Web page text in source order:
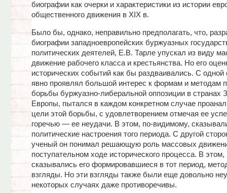
биографии как очерки и характеристики из истории
общественного движения в XIX в.
Было бы, однако, неправильно предполагать, что,
биографии западноевропейских буржуазных
политических деятелей, Е.В. Тарле упускал из виду
движение рабочего класса и крестьянства. Но его
исторических событий как бы раздваивались. С одной
явно проявлял большой интерес к формам и методам
борьбы буржуазно-либеральной оппозиции в странах
Европы, пытался в каждом конкретном случае
цели этой борьбы, с удовлетворением отмечая ее
горечью — ее неудачи. В этом, по-видимому,
политические настроения того периода. С другой
ученый он понимал решающую роль массовых
поступательном ходе исторического процесса. В
сказывались его формировавшиеся в тот период,
взгляды. Но эти взгляды также были еще довольно
некоторых случаях даже противоречивы.